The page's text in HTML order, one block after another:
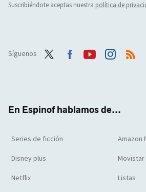
Suscribiéndote aceptas nuestra política de
Síguenos
En Espinof hablamos de...
Series de ficción Amazon
Disney plus Movistar
Netflix Listas